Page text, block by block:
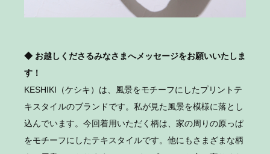
◆ お越しくださるみなさまへメッセージをお願いいたしま
す！
KESHIKI（ケシキ）は、風景をモチーフにしたプリントテ
キスタイルのブランドです。私が見た風景を模様に落とし
込んでいます。今回着用いただく柄は、家の周りの原っぱ
をモチーフにしたテキスタイルです。他にもさまざまな柄